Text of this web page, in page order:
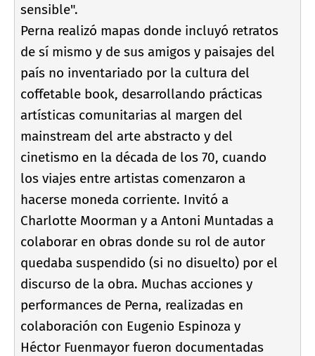
sensible".
Perna realizó mapas donde incluyó retratos
de sí­ mismo y de sus amigos y paisajes del
paí­s no inventariado por la cultura del
coffetable book, desarrollando prácticas
artí­sticas comunitarias al margen del
mainstream del arte abstracto y del
cinetismo en la década de los 70, cuando
los viajes entre artistas comenzaron a
hacerse moneda corriente. Invitó a
Charlotte Moorman y a Antoni Muntadas a
colaborar en obras donde su rol de autor
quedaba suspendido (si no disuelto) por el
discurso de la obra. Muchas acciones y
performances de Perna, realizadas en
colaboración con Eugenio Espinoza y
Héctor Fuenmayor fueron documentadas